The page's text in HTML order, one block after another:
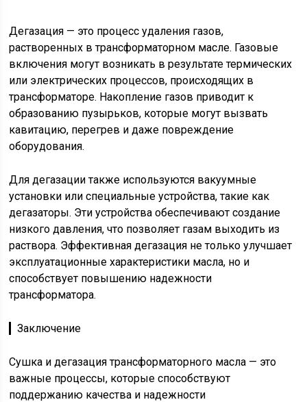
Дегазация — это процесс удаления газов,
растворенных в трансформаторном масле. Газовые
включения могут возникать в результате термических
или электрических процессов, происходящих в
трансформаторе. Накопление газов приводит к
образованию пузырьков, которые могут вызвать
кавитацию, перегрев и даже повреждение
оборудования.
Для дегазации также используются вакуумные
установки или специальные устройства, такие как
дегазаторы. Эти устройства обеспечивают создание
низкого давления, что позволяет газам выходить из
раствора. Эффективная дегазация не только улучшает
эксплуатационные характеристики масла, но и
способствует повышению надежности
трансформатора.
▎Заключение
Сушка и дегазация трансформаторного масла — это
важные процессы, которые способствуют
поддержанию качества и надежности